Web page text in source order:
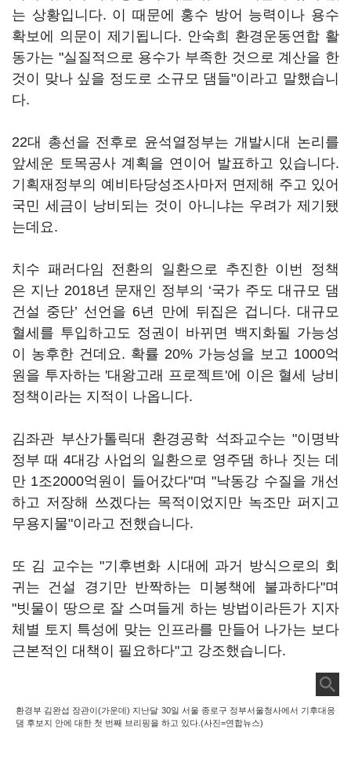
는 상황입니다. 이 때문에 홍수 방어 능력이나 용수
확보에 의문이 제기됩니다. 안숙희 환경운동연합 활
동가는 "실질적으로 용수가 부족한 것으로 계산을 한
것이 맞나 싶을 정도로 소규모 댐들"이라고 말했습니
다.
22대 총선을 전후로 윤석열정부는 개발시대 논리를
앞세운 토목공사 계획을 연이어 발표하고 있습니다.
기획재정부의 예비타당성조사마저 면제해 주고 있어
국민 세금이 낭비되는 것이 아니냐는 우려가 제기됐
는데요.
치수 패러다임 전환의 일환으로 추진한 이번 정책
은 지난 2018년 문재인 정부의 ‘국가 주도 대규모 댐
건설 중단’ 선언을 6년 만에 뒤집은 겁니다. 대규모
혈세를 투입하고도 정권이 바뀌면 백지화될 가능성
이 농후한 건데요. 확률 20% 가능성을 보고 1000억
원을 투자하는 '대왕고래 프로젝트'에 이은 혈세 낭비
정책이라는 지적이 나옵니다.
김좌관 부산가톨릭대 환경공학 석좌교수는 "이명박
정부 때 4대강 사업의 일환으로 영주댐 하나 짓는 데
만 1조2000억원이 들어갔다"며 "낙동강 수질을 개선
하고 저장해 쓰겠다는 목적이었지만 녹조만 퍼지고
무용지물"이라고 전했습니다.
또 김 교수는 "기후변화 시대에 과거 방식으로의 회
귀는 건설 경기만 반짝하는 미봉책에 불과하다"며
"빗물이 땅으로 잘 스며들게 하는 방법이라든가 지자
체별 토지 특성에 맞는 인프라를 만들어 나가는 보다
근본적인 대책이 필요하다"고 강조했습니다.
환경부 김완섭 장관이(가운데) 지난달 30일 서울 종로구 정부서울청사에서 기후대응
댐 후보지 안에 대한 첫 번째 브리핑을 하고 있다.(사진=연합뉴스)